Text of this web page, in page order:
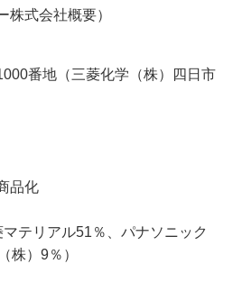
株式会社概要）
番地（三菱化学（株）四日市
品化
テリアル51％、パナソニック
株）9％）